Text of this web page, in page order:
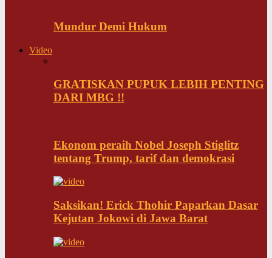
Mundur Demi Hukum
Video
GRATISKAN PUPUK LEBIH PENTING
DARI MBG !!
Ekonom peraih Nobel Joseph Stiglitz
tentang Trump, tarif dan demokrasi
Saksikan! Erick Thohir Paparkan Dasar
Kejutan Jokowi di Jawa Barat